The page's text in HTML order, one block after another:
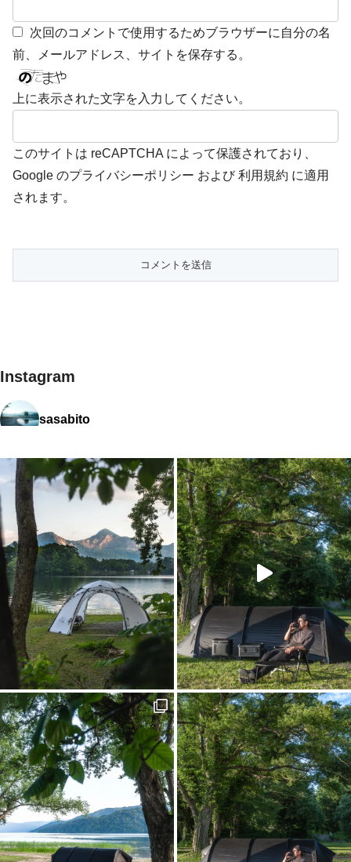
次回のコメントで使用するためブラウザーに自分の名
前、メールアドレス、サイトを保存する。
上に表示された文字を入力してください。
このサイトは reCAPTCHA によって保護されており、
Google のプライバシーポリシー および利用規約 に適用
されます。
Instagram
sasabito